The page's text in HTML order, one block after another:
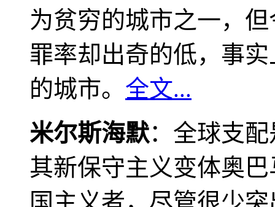
为贫穷的城市之一，
罪率却出奇的低，事
的城市。 全文...
米尔斯海默：全球支
其新保守主义变体奥